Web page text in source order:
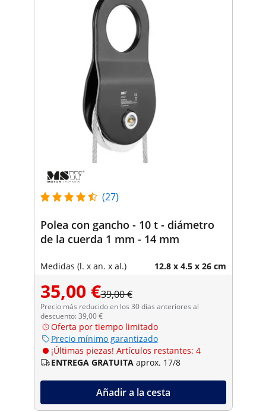
(27)
Polea con gancho - 10 t - diámetro
de la cuerda 1 mm - 14 mm
Medidas (l. x an. x al.) 12.8 x 4.5 x 26 cm
35,00 €39,00 €
Precio más reducido en los 30 días anteriores al
descuento: 39,00 €
Oferta por tiempo limitado
Precio mínimo garantizado
¡Últimas piezas! Artículos restantes: 4
ENTREGA GRATUITA aprox. 17/8
Añadir a la cesta